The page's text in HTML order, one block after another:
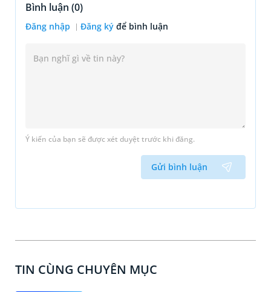
Bình luận (0)
Đăng nhập Đăng ký để bình luận
Ý kiến của bạn sẽ được xét duyệt trước khi đăng.
Gửi bình luận
TIN CÙNG CHUYÊN MỤC